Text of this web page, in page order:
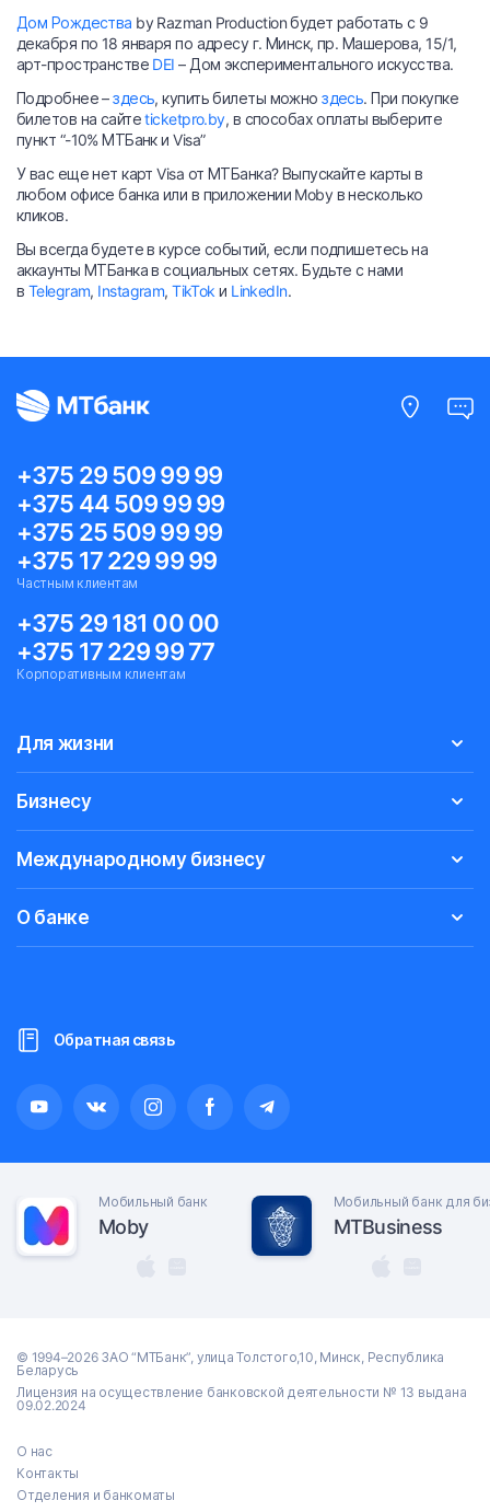
Дом Рождества by Razman Production будет работать с 9
декабря по 18 января по адресу г. Минск, пр. Машерова, 15/1,
арт-пространстве DEI – Дом экспериментального искусства.
Подробнее –здесь, купить билеты можноздесь. При покупке
билетов на сайтеticketpro.by, в способах оплаты выберите
пункт “-10% МТБанк и Visa”
У вас еще нет карт Visa от МТБанка? Выпускайте карты в
любом офисе банка или в приложении Moby в несколько
кликов.
Вы всегда будете в курсе событий, если подпишетесь на
аккаунты МТБанка в социальных сетях. Будьте с нами
в Telegram, Instagram,TikTok и LinkedIn.
+375 29 509 99 99
+375 44 509 99 99
+375 25 509 99 99
+375 17 229 99 99
Частным клиентам
+375 29 181 00 00
+375 17 229 99 77
Корпоративным клиентам
Для жизни
Бизнесу
Международному бизнесу
О банке
Обратная связь
Мобильный банк
Moby
Мобильный банк для
MTBusiness
© 1994–2026 ЗАО “МТБанк”, улица Толстого,10, Минск, Республика
Беларусь
Лицензия на осуществление банковской деятельности № 13 выдана
09.02.2024
О нас
Контакты
Отделения и банкоматы